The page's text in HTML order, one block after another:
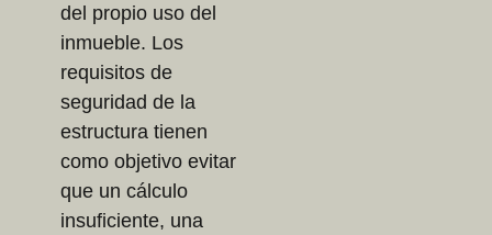
del propio uso del
inmueble. Los
requisitos de
seguridad de la
estructura tienen
como objetivo evitar
que un cálculo
insuficiente, una